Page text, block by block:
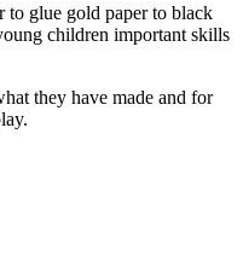
to glue gold paper to black
children important skills
they have made and for